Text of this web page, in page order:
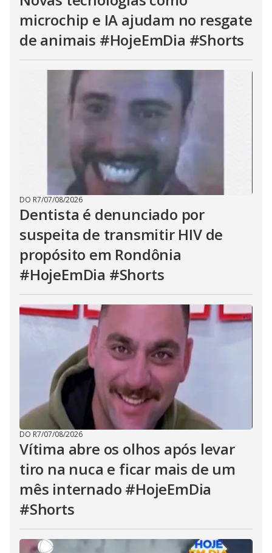
microchip e IA ajudam no resgate
de animais #HojeEmDia #Shorts
DO R7/07/08/2026
Dentista é denunciado por
suspeita de transmitir HIV de
propósito em Rondônia
#HojeEmDia #Shorts
DO R7/07/08/2026
Vítima abre os olhos após levar
tiro na nuca e ficar mais de um
mês internado #HojeEmDia
#Shorts